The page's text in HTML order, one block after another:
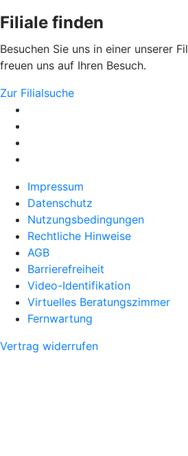
Filiale finden
Besuchen Sie uns in einer unserer
freuen uns auf Ihren Besuch.
Zur Filialsuche
Impressum
Datenschutz
Nutzungsbedingungen
Rechtliche Hinweise
AGB
Barrierefreiheit
Video-Identifikation
Virtuelles Beratungszimmer
Fernwartung
Vertrag widerrufen